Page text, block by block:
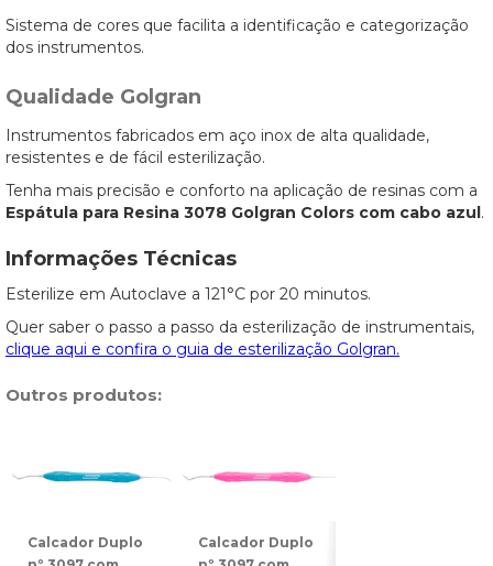
Sistema de cores que facilita a identificação e categorização
dos instrumentos.
Qualidade Golgran
Instrumentos fabricados em aço inox de alta qualidade,
resistentes e de fácil esterilização.
Tenha mais precisão e conforto na aplicação de resinas com a
Espátula para Resina 3078 Golgran Colors com cabo azul.
Informações Técnicas
Esterilize em Autoclave a 121°C por 20 minutos.
Quer saber o passo a passo da esterilização de instrumentais,
clique aqui e confira o guia de esterilização Golgran.
Outros produtos:
Calcador Duplo
Calcador Duplo